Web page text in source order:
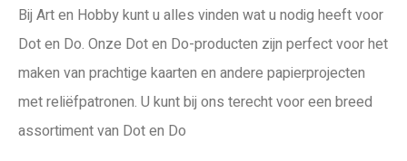
Bij Art en Hobby kunt u alles vinden wat u nodig heeft voor
Dot en Do. Onze Dot en Do-producten zijn perfect voor het
maken van prachtige kaarten en andere papierprojecten
met reliëfpatronen. U kunt bij ons terecht voor een breed
assortiment van Dot en Do